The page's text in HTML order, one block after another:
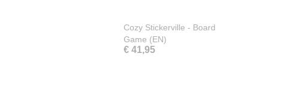
Cozy Stickerville - Board
Game (EN)
€ 41,95